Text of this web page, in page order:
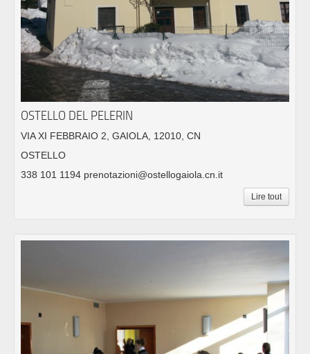
OSTELLO DEL PELERIN
VIA XI FEBBRAIO 2, GAIOLA, 12010, CN
OSTELLO
338 101 1194 prenotazioni@ostellogaiola.cn.it
Lire tout